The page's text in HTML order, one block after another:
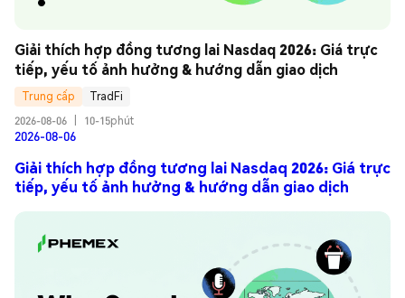
Giải thích hợp đồng tương lai Nasdaq 2026: Giá trực
tiếp, yếu tố ảnh hưởng & hướng dẫn giao dịch
Trung cấp
TradFi
2026-08-06
10-15phút
2026-08-06
Giải thích hợp đồng tương lai Nasdaq 2026: Giá trực
tiếp, yếu tố ảnh hưởng & hướng dẫn giao dịch